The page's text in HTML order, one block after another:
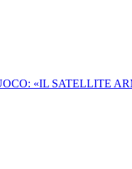
«IL SATELLITE